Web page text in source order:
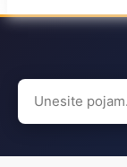
Search
for: